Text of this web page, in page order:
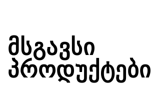
ᲛᲡᲒᲐᲕᲡᲘ
ᲞᲠᲝᲓᲣᲥᲢᲔᲑᲘ